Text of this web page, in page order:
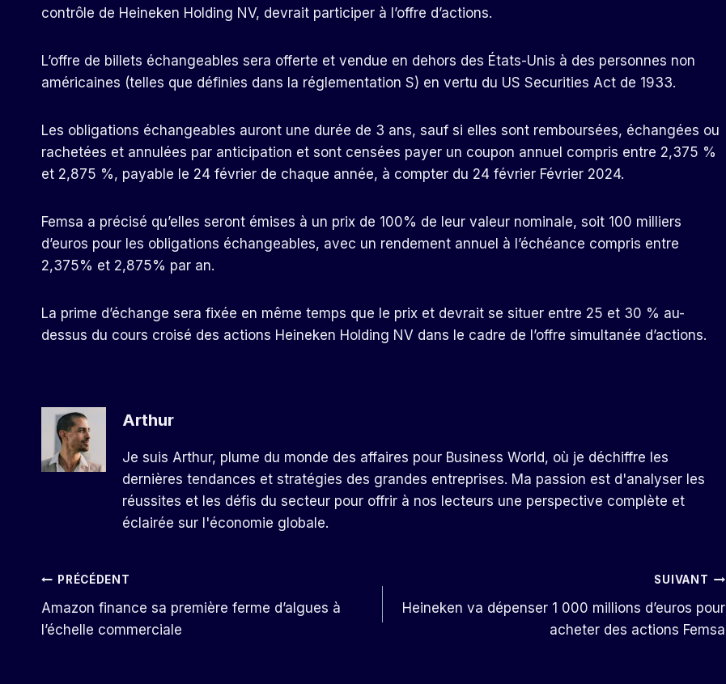
contrôle de Heineken Holding NV, devrait participer à l’offre d’actions.
L’offre de billets échangeables sera offerte et vendue en dehors des États-Unis à des personnes non
américaines (telles que définies dans la réglementation S) en vertu du US Securities Act de 1933.
Les obligations échangeables auront une durée de 3 ans, sauf si elles sont remboursées, échangées ou
rachetées et annulées par anticipation et sont censées payer un coupon annuel compris entre 2,375 %
et 2,875 %, payable le 24 février de chaque année, à compter du 24 février Février 2024.
Femsa a précisé qu’elles seront émises à un prix de 100% de leur valeur nominale, soit 100 milliers
d’euros pour les obligations échangeables, avec un rendement annuel à l’échéance compris entre
2,375% et 2,875% par an.
La prime d’échange sera fixée en même temps que le prix et devrait se situer entre 25 et 30 % au-
dessus du cours croisé des actions Heineken Holding NV dans le cadre de l’offre simultanée d’actions.
Arthur
Je suis Arthur, plume du monde des affaires pour Business World, où je déchiffre les
dernières tendances et stratégies des grandes entreprises. Ma passion est d'analyser les
réussites et les défis du secteur pour offrir à nos lecteurs une perspective complète et
éclairée sur l'économie globale.
Navigation
De
PRÉCÉDENT
Amazon finance sa première ferme d’algues à
l’échelle commerciale
SUIVANT
Heineken va dépenser 1 000 millions d’euros pour
acheter des actions Femsa